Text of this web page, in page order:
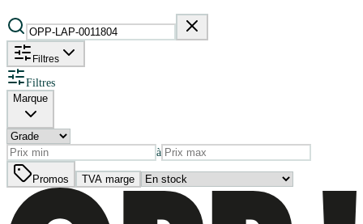
Filtres
Filtres
Marque
à
Promos TVA marge